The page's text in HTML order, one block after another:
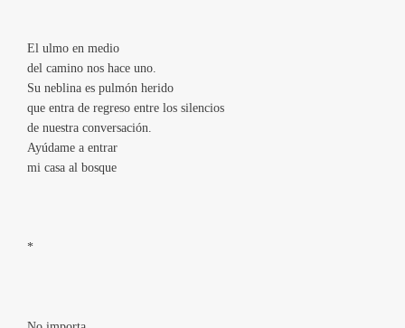
El ulmo en medio
del camino nos hace uno.
Su neblina es pulmón herido
que entra de regreso entre los silencios
de nuestra conversación.
Ayúdame a entrar
mi casa al bosque
*